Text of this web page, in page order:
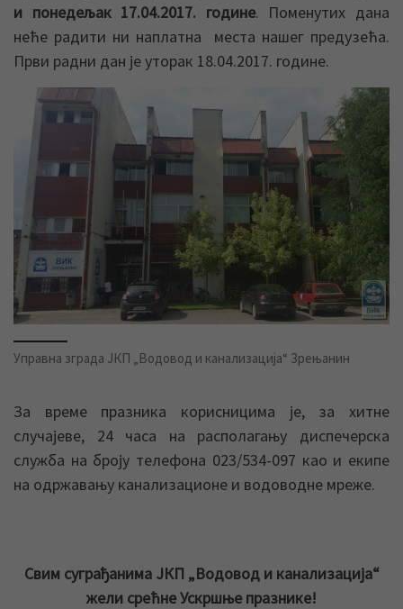
и понедељак 17.04.2017. године. Поменутих дана
неће радити ни наплатна места нашег предузећа.
Први радни дан је уторак 18.04.2017. године.
Управна зграда ЈКП „Водовод и канализација“ Зрењанин
За време празника корисницима је, за хитне
случајеве, 24 часа на располагању диспечерска
служба на броју телефона 023/534-097 као и екипе
на одржавању канализационе и водоводне мреже.
Свим суграђанима ЈКП „Водовод и канализација“
жели срећне Ускршње празнике!